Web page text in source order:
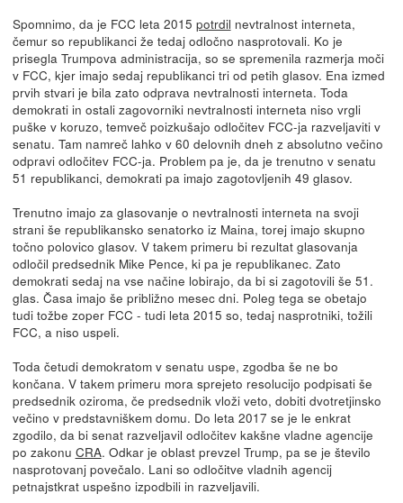
Spomnimo, da je FCC leta 2015 potrdil nevtralnost interneta,
čemur so republikanci že tedaj odločno nasprotovali. Ko je
prisegla Trumpova administracija, so se spremenila razmerja moči
v FCC, kjer imajo sedaj republikanci tri od petih glasov. Ena izmed
prvih stvari je bila zato odprava nevtralnosti interneta. Toda
demokrati in ostali zagovorniki nevtralnosti interneta niso vrgli
puške v koruzo, temveč poizkušajo odločitev FCC-ja razveljaviti v
senatu. Tam namreč lahko v 60 delovnih dneh z absolutno večino
odpravi odločitev FCC-ja. Problem pa je, da je trenutno v senatu
51 republikanci, demokrati pa imajo zagotovljenih 49 glasov.
Trenutno imajo za glasovanje o nevtralnosti interneta na svoji
strani še republikansko senatorko iz Maina, torej imajo skupno
točno polovico glasov. V takem primeru bi rezultat glasovanja
odločil predsednik Mike Pence, ki pa je republikanec. Zato
demokrati sedaj na vse načine lobirajo, da bi si zagotovili še 51.
glas. Časa imajo še približno mesec dni. Poleg tega se obetajo
tudi tožbe zoper FCC - tudi leta 2015 so, tedaj nasprotniki, tožili
FCC, a niso uspeli.
Toda četudi demokratom v senatu uspe, zgodba še ne bo
končana. V takem primeru mora sprejeto resolucijo podpisati še
predsednik oziroma, če predsednik vloži veto, dobiti dvotretjinsko
večino v predstavniškem domu. Do leta 2017 se je le enkrat
zgodilo, da bi senat razveljavil odločitev kakšne vladne agencije
po zakonu CRA. Odkar je oblast prevzel Trump, pa se je število
nasprotovanj povečalo. Lani so odločitve vladnih agencij
petnajstkrat uspešno izpodbili in razveljavili.